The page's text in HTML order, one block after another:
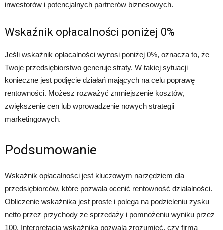
inwestorów i potencjalnych partnerów biznesowych.
Wskaźnik opłacalności poniżej 0%
Jeśli wskaźnik opłacalności wynosi poniżej 0%, oznacza to, że
Twoje przedsiębiorstwo generuje straty. W takiej sytuacji
konieczne jest podjęcie działań mających na celu poprawę
rentowności. Możesz rozważyć zmniejszenie kosztów,
zwiększenie cen lub wprowadzenie nowych strategii
marketingowych.
Podsumowanie
Wskaźnik opłacalności jest kluczowym narzędziem dla
przedsiębiorców, które pozwala ocenić rentowność działalności.
Obliczenie wskaźnika jest proste i polega na podzieleniu zysku
netto przez przychody ze sprzedaży i pomnożeniu wyniku przez
100. Interpretacja wskaźnika pozwala zrozumieć, czy firma